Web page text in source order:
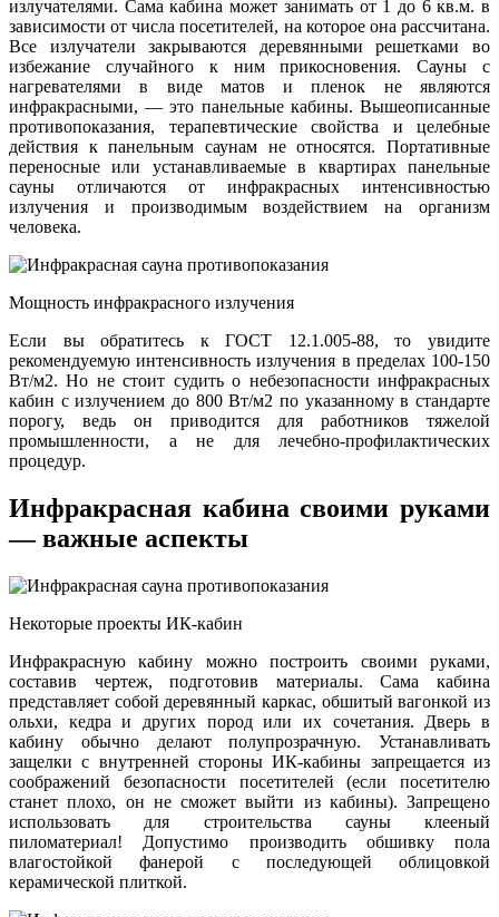
излучателями. Сама кабина может занимать от 1 до 6 кв.м. в
зависимости от числа посетителей, на которое она рассчитана.
Все излучатели закрываются деревянными решетками во
избежание случайного к ним прикосновения. Сауны с
нагревателями в виде матов и пленок не являются
инфракрасными, — это панельные кабины. Вышеописанные
противопоказания, терапевтические свойства и целебные
действия к панельным саунам не относятся. Портативные
переносные или устанавливаемые в квартирах панельные
сауны отличаются от инфракрасных интенсивностью
излучения и производимым воздействием на организм
человека.
Мощность инфракрасного излучения
Если вы обратитесь к ГОСТ 12.1.005-88, то увидите
рекомендуемую интенсивность излучения в пределах 100-150
Вт/м2. Но не стоит судить о небезопасности инфракрасных
кабин с излучением до 800 Вт/м2 по указанному в стандарте
порогу, ведь он приводится для работников тяжелой
промышленности, а не для лечебно-профилактических
процедур.
Инфракрасная кабина своими руками
— важные аспекты
Некоторые проекты ИК-кабин
Инфракрасную кабину можно построить своими руками,
составив чертеж, подготовив материалы. Сама кабина
представляет собой деревянный каркас, обшитый вагонкой из
ольхи, кедра и других пород или их сочетания. Дверь в
кабину обычно делают полупрозрачную. Устанавливать
защелки с внутренней стороны ИК-кабины запрещается из
соображений безопасности посетителей (если посетителю
станет плохо, он не сможет выйти из кабины). Запрещено
использовать для строительства сауны клееный
пиломатериал! Допустимо производить обшивку пола
влагостойкой фанерой с последующей облицовкой
керамической плиткой.